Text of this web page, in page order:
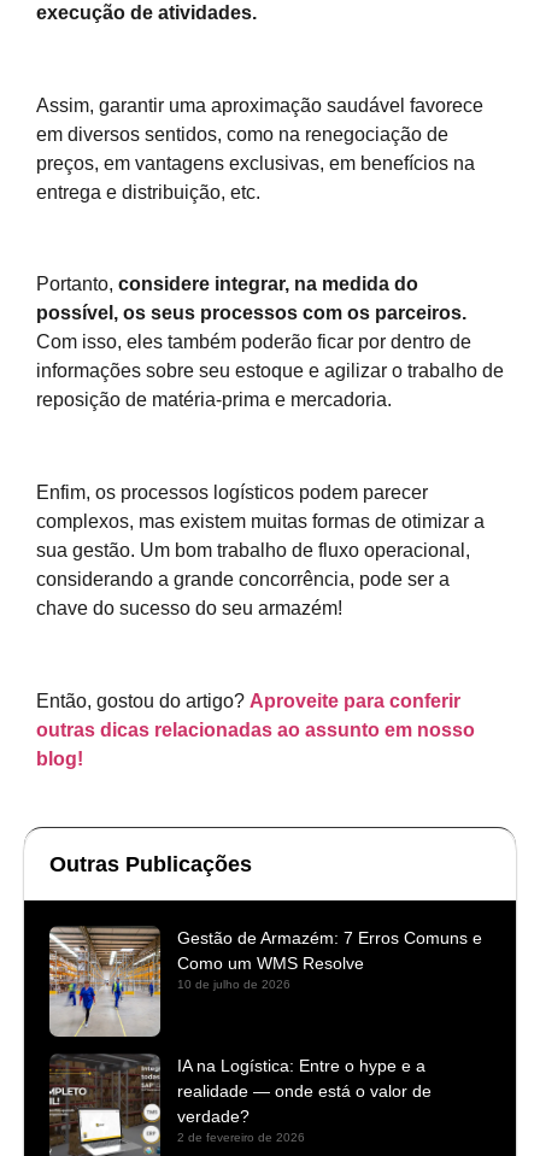
execução de atividades.
Assim, garantir uma aproximação saudável favorece
em diversos sentidos, como na renegociação de
preços, em vantagens exclusivas, em benefícios na
entrega e distribuição, etc.
Portanto, considere integrar, na medida do
possível, os seus processos com os parceiros.
Com isso, eles também poderão ficar por dentro de
informações sobre seu estoque e agilizar o trabalho de
reposição de matéria-prima e mercadoria.
Enfim, os processos logísticos podem parecer
complexos, mas existem muitas formas de otimizar a
sua gestão. Um bom trabalho de fluxo operacional,
considerando a grande concorrência, pode ser a
chave do sucesso do seu armazém!
Então, gostou do artigo? Aproveite para conferir
outras dicas relacionadas ao assunto em nosso
blog!
Outras Publicações
Gestão de Armazém: 7 Erros Comuns e
Como um WMS Resolve
10 de julho de 2026
IA na Logística: Entre o hype e a
realidade — onde está o valor de
verdade?
2 de fevereiro de 2026